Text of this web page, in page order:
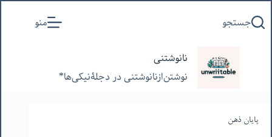
به
جستجو منو
نانوشتنی
نوشتن‌از‌نانوشتنی‌ در‌ دجلۀنیکی‌ها*
پایان ذهن